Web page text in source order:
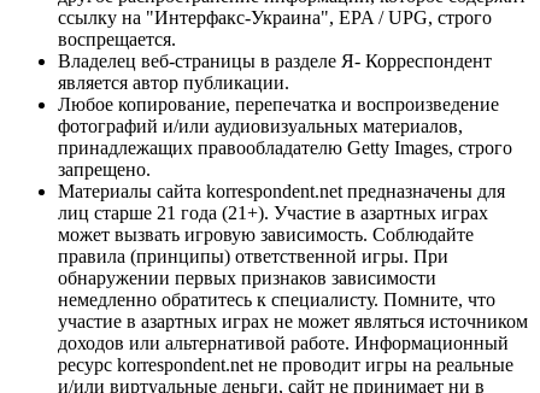
ссылку на "Интерфакс-Украина", EPA / UPG, строго
воспрещается.
Владелец веб-страницы в разделе Я- Корреспондент
является автор публикации.
Любое копирование, перепечатка и воспроизведение
фотографий и/или аудиовизуальных материалов,
принадлежащих правообладателю Getty Images, строго
запрещено.
Материалы сайта korrespondent.net предназначены для
лиц старше 21 года (21+). Участие в азартных играх
может вызвать игровую зависимость. Соблюдайте
правила (принципы) ответственной игры. При
обнаружении первых признаков зависимости
немедленно обратитесь к специалисту. Помните, что
участие в азартных играх не может являться источником
доходов или альтернативой работе. Информационный
ресурс korrespondent.net не проводит игры на реальные
и/или виртуальные деньги, сайт не принимает ни в